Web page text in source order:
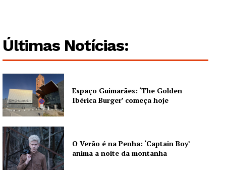
Últimas Notícias:
Espaço Guimarães: ‘The Golden
Ibérica Burger’ começa hoje
O Verão é na Penha: ‘Captain Boy’
anima a noite da montanha